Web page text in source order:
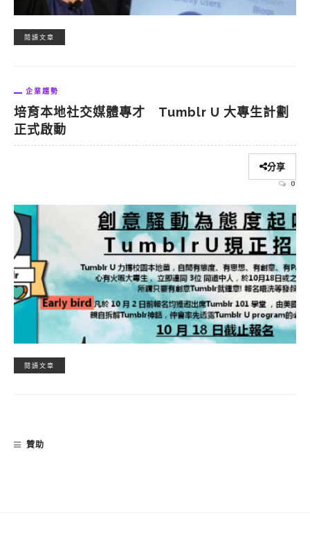
閱讀文章
企業趨勢
培育本地社交媒體專才 Tumblr U 大專生計劃
正式啟動
分享
0
閱讀文章
贊助